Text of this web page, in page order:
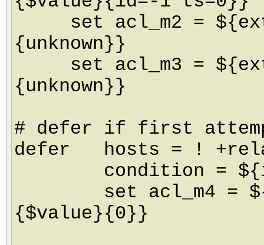
set acl_m2 =
{unknown}}
set acl_m3 =
{unknown}}
# defer if first
defer hosts = !
condition = ${if <
set acl_m4 =
{$value}{0}}